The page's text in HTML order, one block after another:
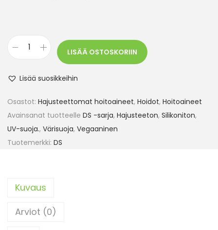
LISÄÄ OSTOSKORIIN
Lisää suosikkeihin
Osastot: Hajusteettomat hoitoaineet, Hoidot, Hoitoaineet
Avainsanat tuotteelle DS -sarja, Hajusteeton, Silikoniton,
UV-suoja., Värisuoja, Vegaaninen
Tuotemerkki: DS
Kuvaus
Arviot (0)